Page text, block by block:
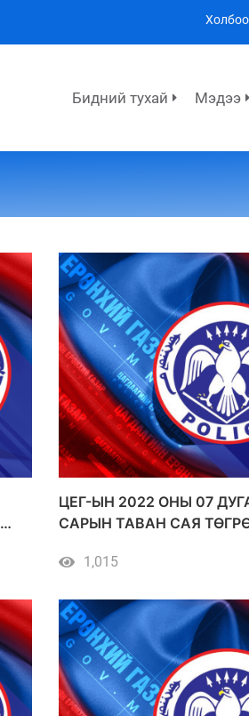
Бидний тухай Мэдээ
ЦЕГ-ЫН 2022 ОНЫ 07
САРЫН ТАВАН САЯ
ХУДАЛДАН АВАЛТ
1,015